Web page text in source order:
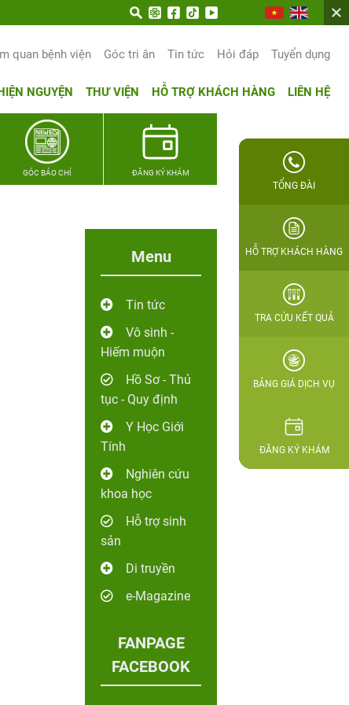
quan bệnh viện Góc tri ân Tin tức Hỏi đáp Tuyển dụng
NGUYỆN THƯ VIỆN HỖ TRỢ KHÁCH HÀNG LIÊN HỆ
GÓC BÁO CHÍ ĐĂNG KÝ KHÁM
Menu
Tin tức
Vô sinh -
Hiếm muộn
Hồ Sơ - Thủ
tục - Quy định
Y Học Giới
Tính
Nghiên cứu
khoa học
Hỗ trợ sinh
sản
Di truyền
e-Magazine
FANPAGE
FACEBOOK
TỔNG ĐÀI
HỖ TRỢ KHÁCH HÀNG
TRA CỨU KẾT QUẢ
BẢNG GIÁ DỊCH VỤ
ĐĂNG KÝ KHÁM